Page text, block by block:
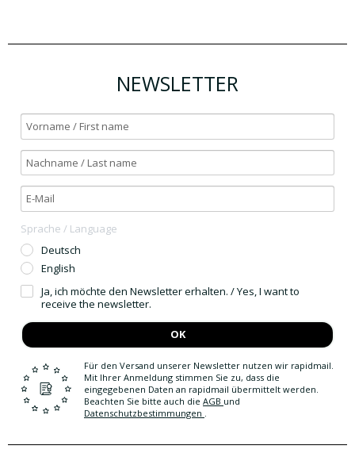
NEWSLETTER
Sprache / Language
Deutsch
English
Ja, ich möchte den Newsletter erhalten. / Yes, I want to
receive the newsletter.
OK
Für den Versand unserer Newsletter nutzen wir rapidmail.
Mit Ihrer Anmeldung stimmen Sie zu, dass die
eingegebenen Daten an rapidmail übermittelt werden.
Beachten Sie bitte auch die AGB und
Datenschutzbestimmungen